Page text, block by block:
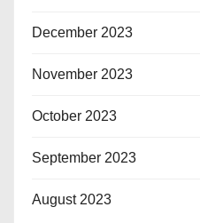
December 2023
November 2023
October 2023
September 2023
August 2023